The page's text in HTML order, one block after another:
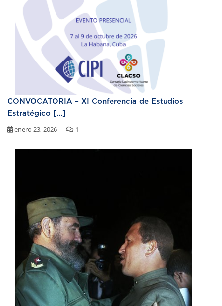
CONVOCATORIA – XI Conferencia de Estudios
Estratégico [...]
enero 23, 2026 1